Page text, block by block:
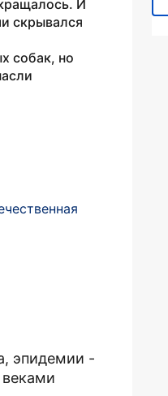
И
скрывался
собак, но
эпидемии -